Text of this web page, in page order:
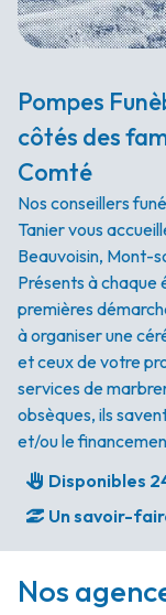
Pompes
côtés des
Comté
Nos conseillers
Tanier vous
Beauvoisin, Mont-
Présents à chaque
premières
à organiser une
et ceux de votre
services de
obsèques, ils
et/ou le
Disponibles
Un savoir-
Nos